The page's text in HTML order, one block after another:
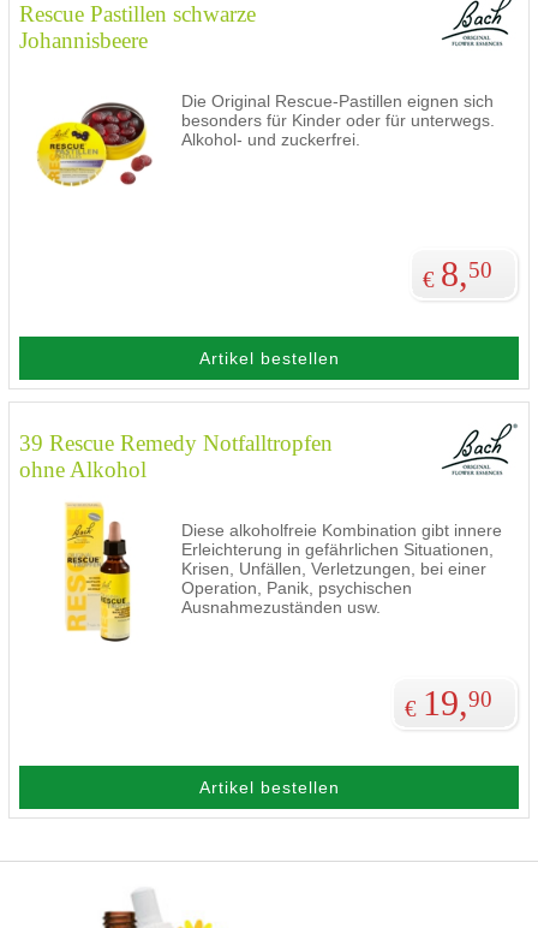
Rescue Pastillen schwarze
Johannisbeere
Die Original Rescue-Pastillen eignen sich
besonders für Kinder oder für unterwegs.
Alkohol- und zuckerfrei.
€ 8,50
Artikel bestellen
39 Rescue Remedy Notfalltropfen
ohne Alkohol
Diese alkoholfreie Kombination gibt innere
Erleichterung in gefährlichen Situationen,
Krisen, Unfällen, Verletzungen, bei einer
Operation, Panik, psychischen
Ausnahmezuständen usw.
€ 19,90
Artikel bestellen